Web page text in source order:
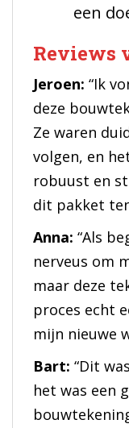
een
Reviews
Jeroen: “Ik
deze
Ze waren
volgen, en
robuust en
dit pakket
Anna: “Als
nerveus om
maar deze
proces echt
mijn nieuwe
Bart: “Dit
het was een